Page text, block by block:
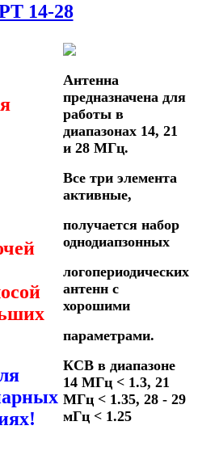
14-28
Антенна
предназначена для
работы в
диапазонах 14, 21
и 28 МГц.
Все три элемента
активные,
получается набор
однодиапзонных
логопериодических
антенн с
хорошими
параметрами.
КСВ в диапазоне
14 МГц < 1.3, 21
МГц < 1.35, 28 - 29
мГц < 1.25